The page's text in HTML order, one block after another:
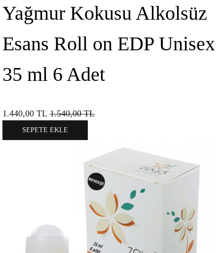
Yağmur Kokusu Alkolsüz
Esans Roll on EDP Unisex
35 ml 6 Adet
1.440,00 TL 1.540,00TL
SEPETE EKLE